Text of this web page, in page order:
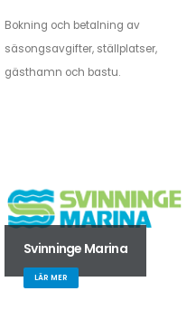
Bokning och betalning av
säsongsavgifter, ställplatser,
gästhamn och bastu.
Svinninge Marina
LÄR MER